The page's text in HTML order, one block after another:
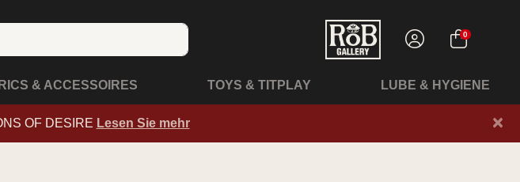
0
& ACCESSOIRES TOYS & TITPLAY LUBE & HYGIENE
OF DESIRE Lesen Sie mehr ×